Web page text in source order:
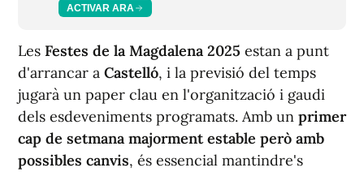
ACTIVAR ARA
Les Festes de la Magdalena 2025 estan a punt
d'arrancar a Castelló, i la previsió del temps
jugarà un paper clau en l'organització i gaudi
dels esdeveniments programats. Amb un primer
cap de setmana majorment estable però amb
possibles canvis, és essencial mantindre's